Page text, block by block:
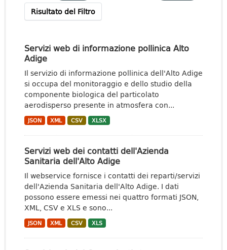
Risultato del Filtro
Servizi web di informazione pollinica Alto
Adige
Il servizio di informazione pollinica dell'Alto Adige
si occupa del monitoraggio e dello studio della
componente biologica del particolato
aerodisperso presente in atmosfera con...
JSON XML CSV XLSX
Servizi web dei contatti dell'Azienda
Sanitaria dell'Alto Adige
Il webservice fornisce i contatti dei reparti/servizi
dell'Azienda Sanitaria dell'Alto Adige. I dati
possono essere emessi nei quattro formati JSON,
XML, CSV e XLS e sono...
JSON XML CSV XLS